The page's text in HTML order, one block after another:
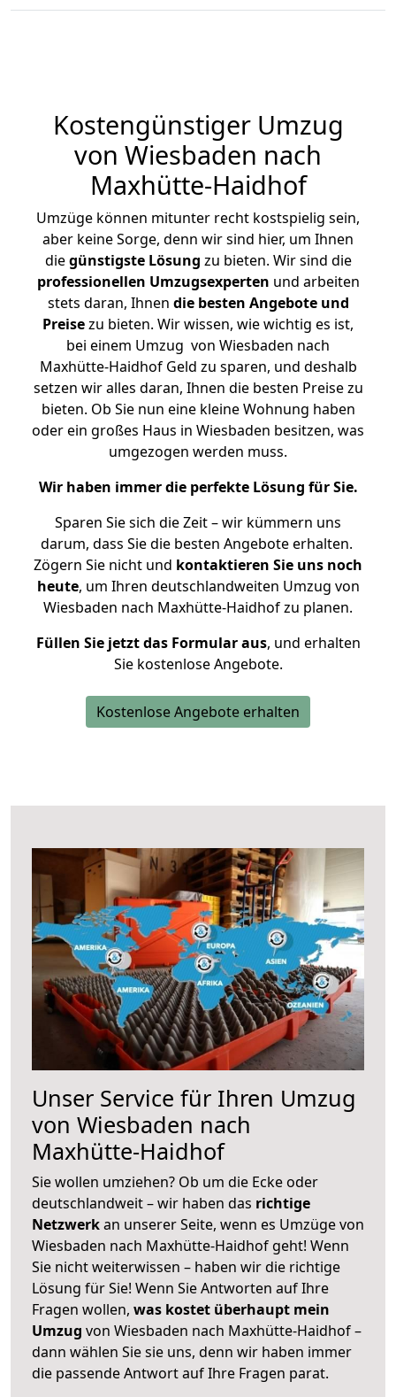
Kostengünstiger Umzug
von Wiesbaden nach
Maxhütte-Haidhof
Umzüge können mitunter recht kostspielig sein,
aber keine Sorge, denn wir sind hier, um Ihnen
diegünstigste Lösung zu bieten. Wir sind die
professionellen Umzugsexperten und arbeiten
stets daran, Ihnen die besten Angebote und
Preisezu bieten. Wir wissen, wie wichtig es ist,
bei einem Umzug von Wiesbaden nach
Maxhütte-Haidhof Geld zu sparen, und deshalb
setzen wir alles daran, Ihnen die besten Preise zu
bieten. Ob Sie nun eine kleine Wohnung haben
oder ein großes Haus in Wiesbaden besitzen, was
umgezogen werden muss.
Wir haben immer die perfekte Lösung für Sie.
Sparen Sie sich die Zeit – wir kümmern uns
darum, dass Sie die besten Angebote erhalten.
Zögern Sie nicht und kontaktieren Sie uns noch
heute, um Ihren deutschlandweiten Umzug von
Wiesbaden nach Maxhütte-Haidhof zu planen.
Füllen Sie jetzt das Formular aus, und erhalten
Sie kostenlose Angebote.
Kostenlose Angebote erhalten
Unser Service für Ihren Umzug
von Wiesbaden nach
Maxhütte-Haidhof
Sie wollen umziehen? Ob um die Ecke oder
deutschlandweit – wir haben das richtige
Netzwerkan unserer Seite, wenn es Umzüge von
Wiesbaden nach Maxhütte-Haidhof geht! Wenn
Sie nicht weiterwissen – haben wir die richtige
Lösung für Sie! Wenn Sie Antworten auf Ihre
Fragen wollen, was kostet überhaupt mein
Umzug von Wiesbaden nach Maxhütte-Haidhof –
dann wählen Sie sie uns, denn wir haben immer
die passende Antwort auf Ihre Fragen parat.